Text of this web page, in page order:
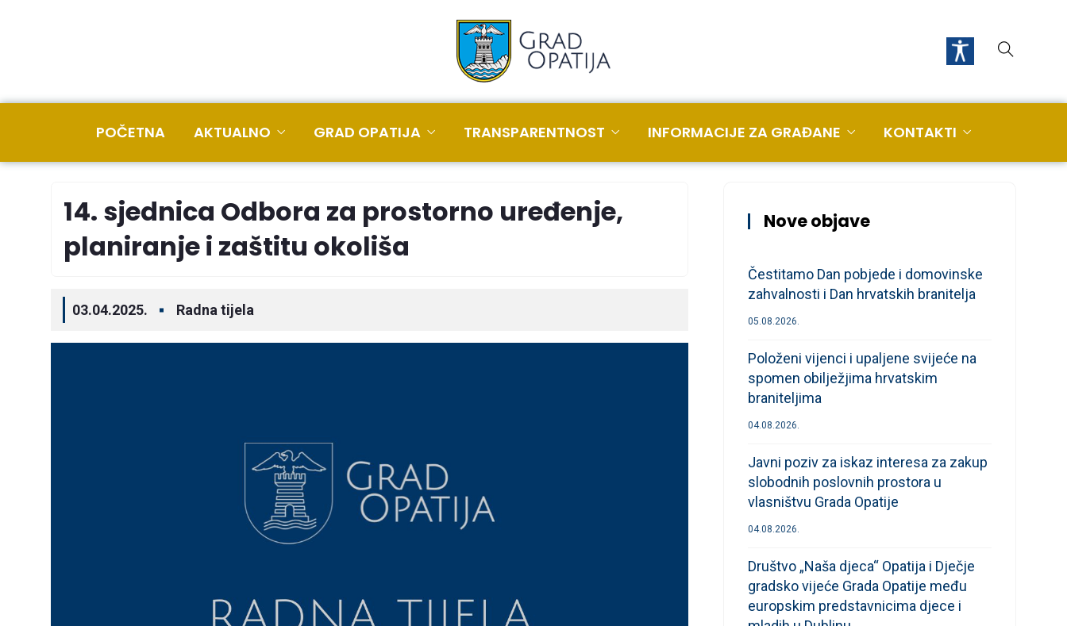
POČETNA AKTUALNO GRAD OPATIJA TRANSPARENTNOST INFORMACIJE ZA GRAĐANE KONTAKTI
14. sjednica Odbora za prostorno uređenje,
planiranje i zaštitu okoliša
03.04.2025. Radna tijela
Nove objave
Čestitamo Dan pobjede i domovinske
zahvalnosti i Dan hrvatskih branitelja
05.08.2026.
Položeni vijenci i upaljene svijeće na
spomen obilježjima hrvatskim
braniteljima
04.08.2026.
Javni poziv za iskaz interesa za zakup
slobodnih poslovnih prostora u
vlasništvu Grada Opatije
04.08.2026.
Društvo „Naša djeca“ Opatija i Dječje
gradsko vijeće Grada Opatije među
europskim predstavnicima djece i